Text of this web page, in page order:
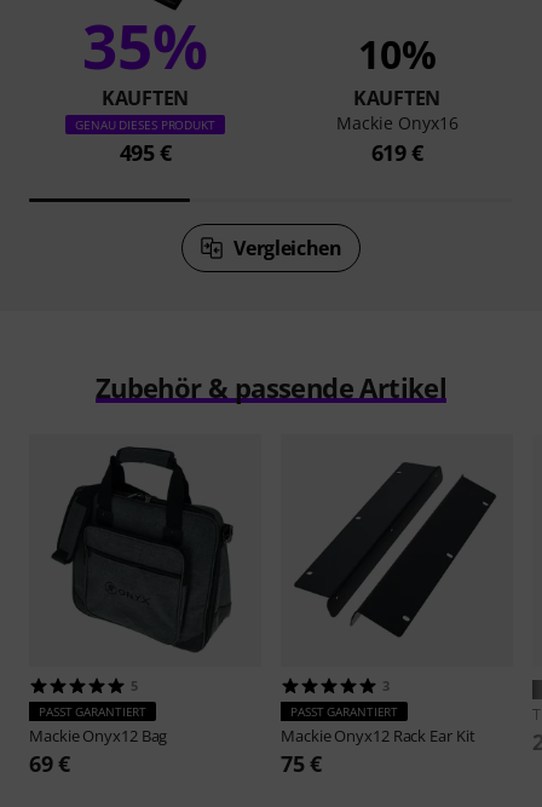
35%
KAUFTEN
GENAU DIESES PRODUKT
495 €
10%
KAUFTEN
Mackie Onyx16
619 €
Vergleichen
Zubehör & passende Artikel
5
PASST GARANTIERT
MackieOnyx12 Bag
69 €
3
PASST GARANTIERT
MackieOnyx12 Rack Ear Kit
75 €